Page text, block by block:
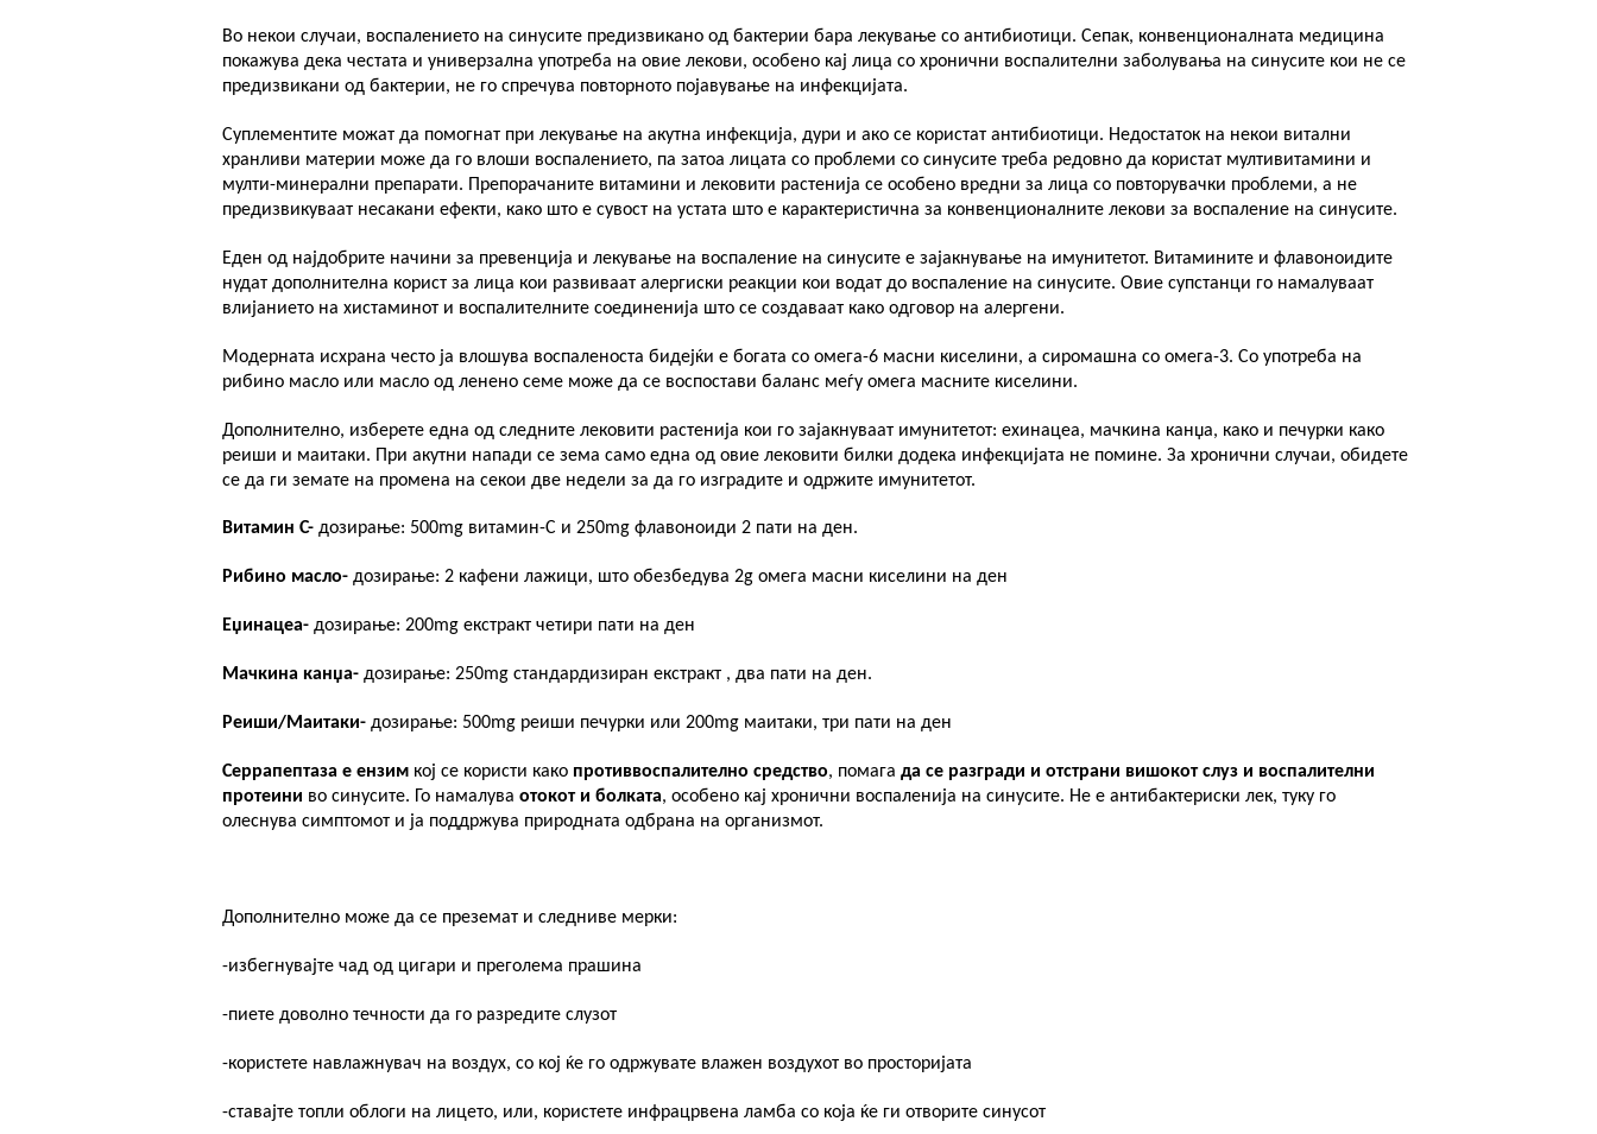
PLUSPHARMA
Во некои случаи, воспалението на синусите предизвикано од бактерии бара лекување со антибиотици. Сепак, конвенционалната медицина
покажува дека честата и универзална употреба на овие лекови, особено кај лица со хронични воспалителни заболувања на синусите кои не се
предизвикани од бактерии, не го спречува повторното појавување на инфекцијата.
Суплементите можат да помогнат при лекување на акутна инфекција, дури и ако се користат антибиотици. Недостаток на некои витални
хранливи материи може да го влоши воспалението, па затоа лицата со проблеми со синусите треба редовно да користат мултивитамини и
мулти-минерални препарати. Препорачаните витамини и лековити растенија се особено вредни за лица со повторувачки проблеми, а не
предизвикуваат несакани ефекти, како што е сувост на устата што е карактеристична за конвенционалните лекови за воспаление на синусите.
Еден од најдобрите начини за превенција и лекување на воспаление на синусите е зајакнување на имунитетот. Витамините и флавоноидите
нудат дополнителна корист за лица кои развиваат алергиски реакции кои водат до воспаление на синусите. Овие супстанци го намалуваат
влијанието на хистаминот и воспалителните соединенија што се создаваат како одговор на алергени.
Модерната исхрана често ја влошува воспаленоста бидејќи е богата со омега-6 масни киселини, а сиромашна со омега-3. Со употреба на
рибино масло или масло од ленено семе може да се воспостави баланс меѓу омега масните киселини.
Дополнително, изберете една од следните лековити растенија кои го зајакнуваат имунитетот: ехинацеа, мачкина канџа, како и печурки како
реиши и маитаки. При акутни напади се зема само една од овие лековити билки додека инфекцијата не помине. За хронични случаи, обидете
се да ги земате на промена на секои две недели за да го изградите и одржите имунитетот.
Витамин C- дозирање: 500mg витамин-C и 250mg флавоноиди 2 пати на ден.
Рибино масло- дозирање: 2 кафени лажици, што обезбедува 2g омега масни киселини на ден
Еџинацеа- дозирање: 200mg екстракт четири пати на ден
Мачкина канџа- дозирање: 250mg стандардизиран екстракт , два пати на ден.
Реиши/Mаитаки- дозирање: 500mg реиши печурки или 200mg маитаки, три пати на ден
Серрапептаза е ензим кој се користи како противвоспалително средство, помага да се разгради и отстрани вишокот слуз и воспалителни
протеини во синусите. Го намалува отокот и болката, особено кај хронични воспаленија на синусите. Не е антибактериски лек, туку го
олеснува симптомот и ја поддржува природната одбрана на организмот.
Дополнително може да се преземат и следниве мерки:
-избегнувајте чад од цигари и преголема прашина
-пиете доволно течности да го разредите слузот
-користете навлажнувач на воздух, со кој ќе го одржувате влажен воздухот во просторијата
-ставајте топли облоги на лицето, или, користете инфрацрвена ламба со која ќе ги отвoрите синусот